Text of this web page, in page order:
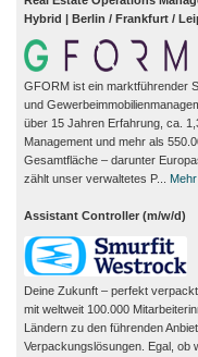
Hybrid | Berlin / Frankfurt /
GFORM ist ein marktführender
und
über 15 Jahren Erfahrung, ca.
Management und mehr als
Gesamtfläche – darunter
zählt unser verwaltetes P...
Assistant Controller (m/w/d)
Deine Zukunft – perfekt
mit weltweit 100.000
Ländern zu den führenden
Verpackungs­lösungen. Egal, ob